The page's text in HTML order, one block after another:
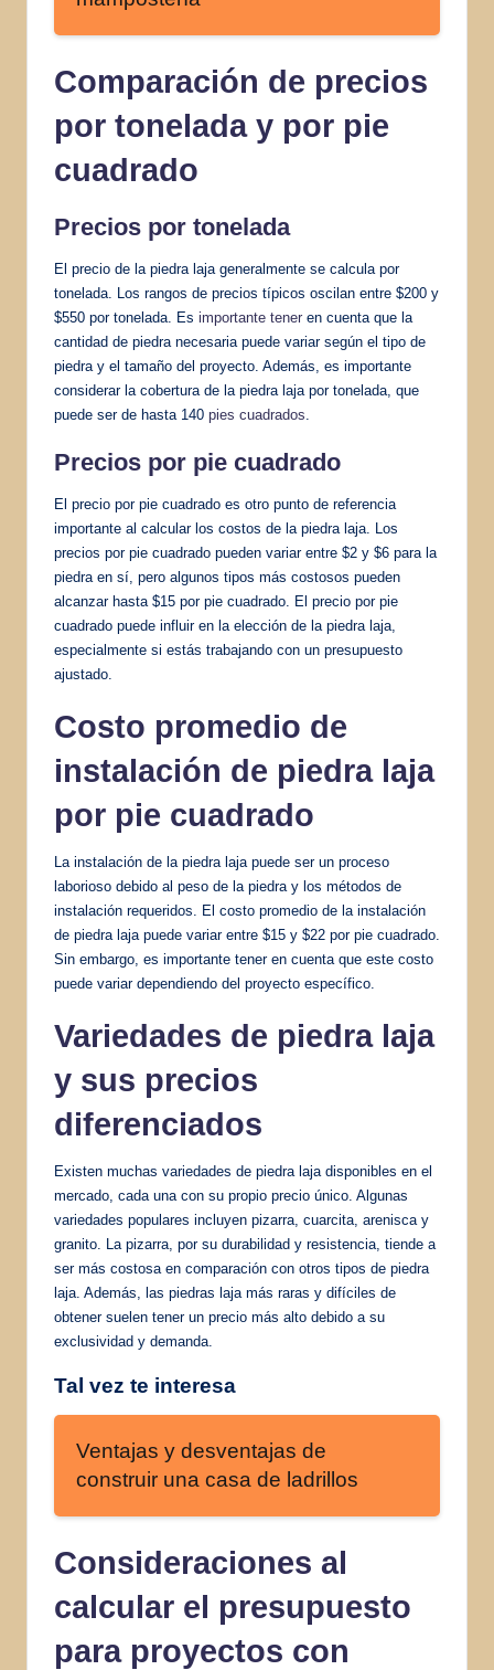
Comparación de precios
por tonelada y por pie
cuadrado
Precios por tonelada
El precio de la piedra laja generalmente se calcula por
tonelada. Los rangos de precios típicos oscilan entre $200 y
$550 por tonelada. Es importante tener en cuenta que la
cantidad de piedra necesaria puede variar según el tipo de
piedra y el tamaño del proyecto. Además, es importante
considerar la cobertura de la piedra laja por tonelada, que
puede ser de hasta 140 pies cuadrados
Precios por pie cuadrado
El precio por pie cuadrado es otro punto de referencia
importante al calcular los costos de la piedra laja. Los
precios por pie cuadrado pueden variar entre $2 y $6 para la
piedra en sí, pero algunos tipos más costosos pueden
alcanzar hasta $15 por pie cuadrado. El precio por pie
cuadrado puede influir en la elección de la piedra laja,
especialmente si estás trabajando con un presupuesto
ajustado.
Costo promedio de
instalación de piedra laja
por pie cuadrado
La instalación de la piedra laja puede ser un proceso
laborioso debido al peso de la piedra y los métodos de
instalación requeridos. El costo promedio de la instalación
de piedra laja puede variar entre $15 y $22 por pie cuadrado.
Sin embargo, es importante tener en cuenta que este costo
puede variar dependiendo del proyecto específico.
Variedades de piedra laja
y sus precios
diferenciados
Existen muchas variedades de piedra laja disponibles en el
mercado, cada una con su propio precio único. Algunas
variedades populares incluyen pizarra, cuarcita, arenisca y
granito. La pizarra, por su durabilidad y resistencia, tiende a
ser más costosa en comparación con otros tipos de piedra
laja. Además, las piedras laja más raras y difíciles de
obtener suelen tener un precio más alto debido a su
exclusividad y demanda.
Tal vez te interesa
Ventajas y desventajas de
construir una casa de ladrillos
Consideraciones al
calcular el presupuesto
para proyectos con